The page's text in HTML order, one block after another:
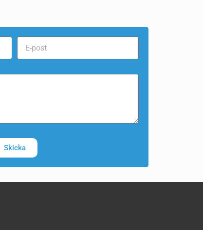
Skicka